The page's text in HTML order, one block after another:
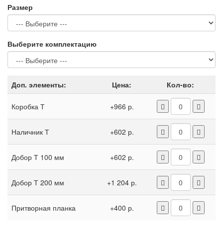
Размер
Выберите комплектацию
Доп. элементы: Цена: Кол-во:
Коробка Т +966 р.
Наличник Т +602 р.
Добор Т 100 мм +602 р.
Добор Т 200 мм +1 204 р.
Притворная планка +400 р.